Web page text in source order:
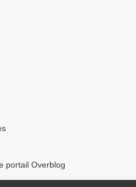
portail Overblog